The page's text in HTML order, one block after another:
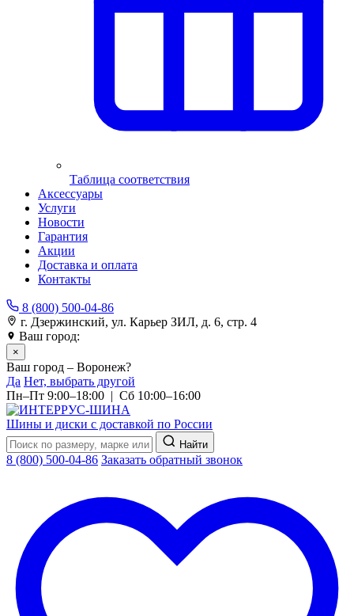
Таблица соответствия
Аксессуары
Услуги
Новости
Гарантия
Акции
Доставка и оплата
Контакты
8 (800) 500-04-86
г. Дзержинский, ул. Карьер ЗИЛ, д. 6, стр. 4
Ваш город:
×
Ваш город – Воронеж?
Да Нет, выбрать другой
Пн–Пт 9:00–18:00 | Сб 10:00–16:00
Шины и диски с доставкой по России
Найти
8 (800) 500-04-86 Заказать обратный звонок